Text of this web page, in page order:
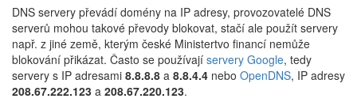
DNS servery převádí domény na IP adresy, provozovatelé DNS
serverů mohou takové převody blokovat, stačí ale použít servery
např. z jiné země, kterým české Ministertvo financí nemůže
blokování přikázat. Často se používají servery Google, tedy
servery s IP adresami 8.8.8.8 a 8.8.4.4 nebo OpenDNS, IP adresy
208.67.222.123 a 208.67.220.123.